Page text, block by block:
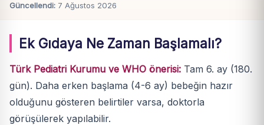
Güncellendi: 7 Ağustos 2026
Ek Gıdaya Ne Zaman Başlamalı?
Türk Pediatri Kurumu ve WHO önerisi: Tam 6. ay (180.
gün). Daha erken başlama (4-6 ay) bebeğin hazır
olduğunu gösteren belirtiler varsa, doktorla
görüşülerek yapılabilir.